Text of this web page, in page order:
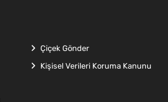
Çiçek Gönder
Kişisel Verileri Koruma Kanunu